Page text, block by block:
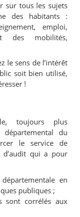
sur tous les sujets
des habitants :
emploi,
des mobilités,
le sens de l’intérêt
soit bien utilisé,
!
toujours plus
départemental du
le service de
qui a pour
départementale en
publiques ;
sont corrélés aux